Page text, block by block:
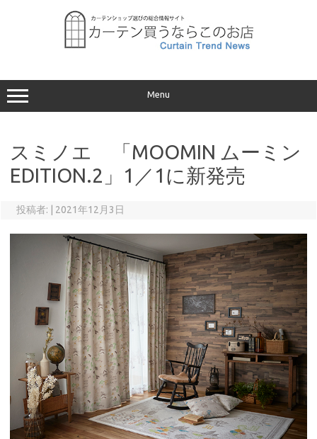
ッ
プ
Menu
スミノエ 「MOOMIN ムーミン
EDITION.2」1／1に新発売
投稿者: 2021年12月3日